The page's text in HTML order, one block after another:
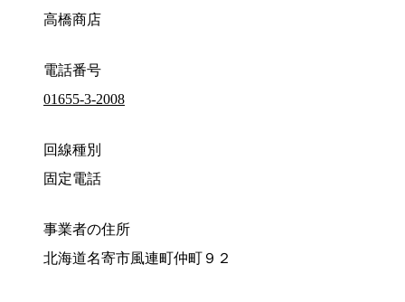
高橋商店
電話番号
01655-3-2008
回線種別
固定電話
事業者の住所
北海道名寄市風連町仲町９２